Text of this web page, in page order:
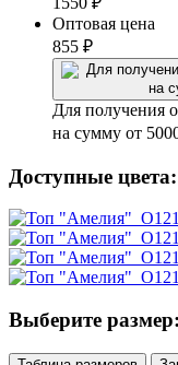
Оптовая цена
855 ₽
Для получения
на сумму от
Доступные цвета:
Выберите размер: